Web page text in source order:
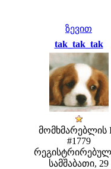
ზევით
tak_tak_tak
მომხმარებლის
#1779
სამშაბათი, 29